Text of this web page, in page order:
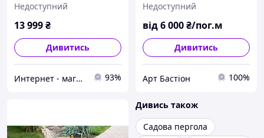
дорогий подарунок
начальнику
Недоступний
13 999₴
Дивитись
Интернет - магазин "Davir" - Здоровье,спорт,досуг. 93%
Недоступний
від6 000₴/пог.м
Дивитись
Арт Бастіон 100%
Дивись також
Садова пергола